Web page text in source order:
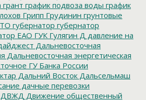
грант график подвоза воды график
Грипп Грудинин грунтовые
губернатор губернатор
ЕАО ГУК Гулягин Д давление на
Дальневосточная
Дальневосточная энергетическая
ГУ Банка России
Дальний Восток Дальсельмаш
дачные перевозки
ДВЖД Движение общественный